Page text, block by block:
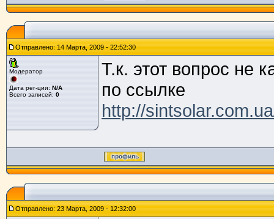
Отправлено: 14 Марта, 2009 - 22:52:30
Модератор
Дата рег-ции: N/A
Всего записей: 0
Т.к. этот вопрос не
по ссылке
http://
Отправлено: 23 Марта, 2009 - 12:32:00